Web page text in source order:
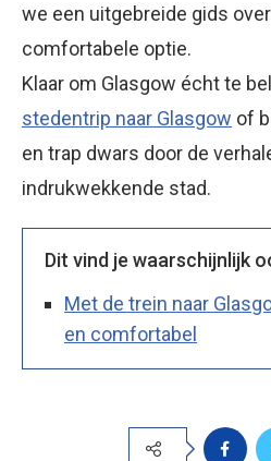
we een uitgebreide gids
comfortabele optie.
Klaar om Glasgow écht te
stedentrip naar Glasgow of
en trap dwars door de
indrukwekkende stad.
Dit vind je waarschijnlijk
Met de trein naar
en comfortabel